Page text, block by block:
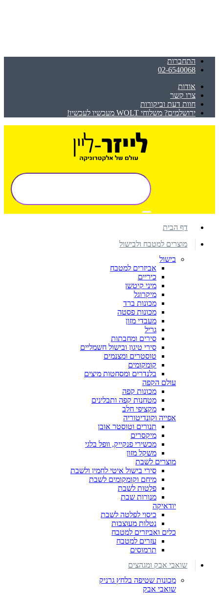
התחברות
02-6540068
אודות
צרו קשר
חוות דעת וביקורות
ירושלמים? משלוחי WOLT מעכשיו לעכשיו!
דף הבית
מוצרים למטבח ולבישול
בישול
אביזרים למטבח
כיריים
מיני קיטשן
מיקרוגל
מכונות ברד
מכונות פסטה
מעבדי מזון
גריל
סירים ומחבתות
סירי טיגון ובישול חשמליים
טוסטרים ומצנמים
קומקומים
בלנדרים ומסחטות מיצים
עולם הקפה
מכונות קפה
מטחנות קפה ותבלינים
מקציפי חלב
אפייה וקונדיטוריה
תנורים וטוסטר אובן
מיקסרים
מכשירי פנקייק, וופל בלגי
משקל מזון
מוצרים לשבת
סירי בישול איטי לחמין ולשבת
מיחם וקומקומים לשבת
פלטות לשבת
מנורות שבת
יודאיקה
כיסוי לפלטה לשבת
נטלות מעוצבות
כלים ואביזרים למטבח
עזרים למטבח
תרמוסים
שואבי אבק ומגהצים
מכונות שטיפה בלחץ גרניק
שואבי אבק